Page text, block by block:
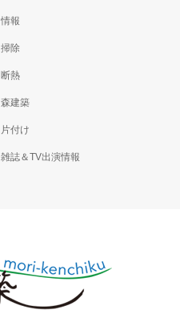
情報
掃除
断熱
森建築
片付け
雑誌＆TV出演情報